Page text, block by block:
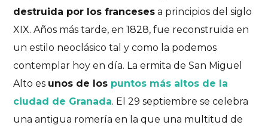
destruida por los franceses a principios del siglo
XIX. Años más tarde, en 1828, fue reconstruida en
un estilo neoclásico tal y como la podemos
contemplar hoy en día. La ermita de San Miguel
Alto es unos de los puntos más altos de la
ciudad de Granada. El 29 septiembre se celebra
una antigua romería en la que una multitud de